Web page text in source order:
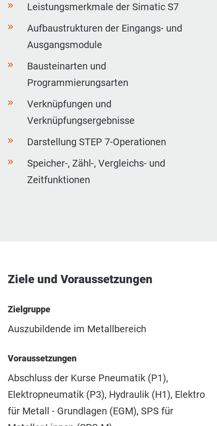
Leistungsmerkmale der Simatic S7
Aufbaustrukturen der Eingangs- und
Ausgangsmodule
Bausteinarten und
Programmierungsarten
Verknüpfungen und
Verknüpfungsergebnisse
Darstellung STEP 7-Operationen
Speicher-, Zähl-, Vergleichs- und
Zeitfunktionen
Ziele und Voraussetzungen
Zielgruppe
Auszubildende im Metallbereich
Voraussetzungen
Abschluss der Kurse Pneumatik (P1),
Elektropneumatik (P3), Hydraulik (H1), Elektro
für Metall - Grundlagen (EGM), SPS für